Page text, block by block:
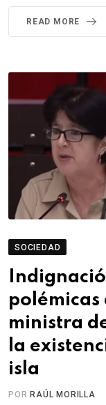
READ MORE
SOCIEDAD
polémicas
ministra
la
isla
POR RAÚL MORILLA